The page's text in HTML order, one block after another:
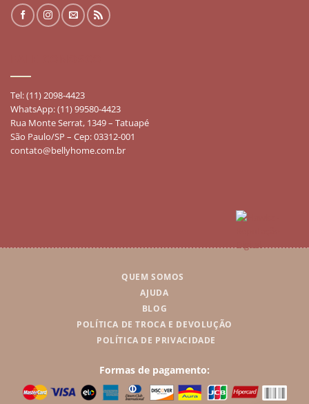
Tel: (11) 2098-4423
WhatsApp: (11) 99580-4423
Rua Monte Serrat, 1349 – Tatuapé
São Paulo/SP – Cep: 03312-001
contato@bellyhome.com.br
Formas de pagamento:
QUEM SOMOS
AJUDA
BLOG
POLÍTICA DE TROCA E DEVOLUÇÃO
POLÍTICA DE PRIVACIDADE